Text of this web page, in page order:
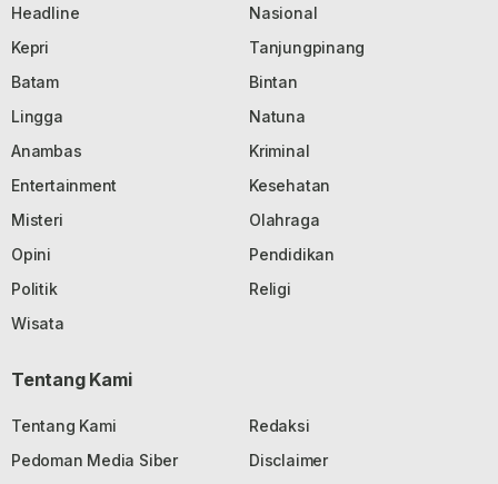
Headline
Nasional
Kepri
Tanjungpinang
Batam
Bintan
Lingga
Natuna
Anambas
Kriminal
Entertainment
Kesehatan
Misteri
Olahraga
Opini
Pendidikan
Politik
Religi
Wisata
Tentang Kami
Tentang Kami
Redaksi
Pedoman Media Siber
Disclaimer